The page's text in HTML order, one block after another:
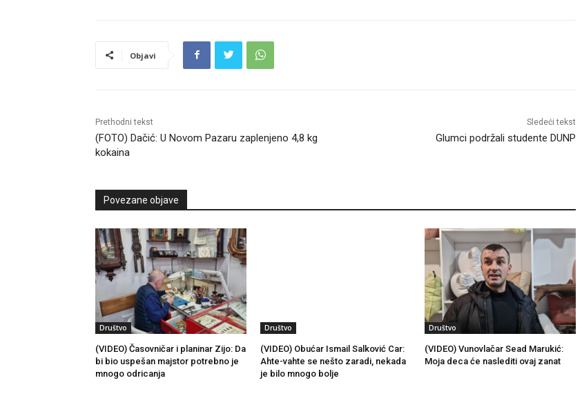
Objavi
Prethodni tekst
(FOTO) Dačić: U Novom Pazaru zaplenjeno 4,8 kg
kokaina
Sledeći tekst
Glumci podržali studente DUNP
Povezane objave
Društvo
(VIDEO) Časovničar i planinar Zijo: Da
bi bio uspešan majstor potrebno je
mnogo odricanja
Društvo
(VIDEO) Obućar Ismail Salković Car:
Ahte-vahte se nešto zaradi, nekada
je bilo mnogo bolje
Društvo
(VIDEO) Vunovlačar Sead Marukić:
Moja deca će naslediti ovaj zanat